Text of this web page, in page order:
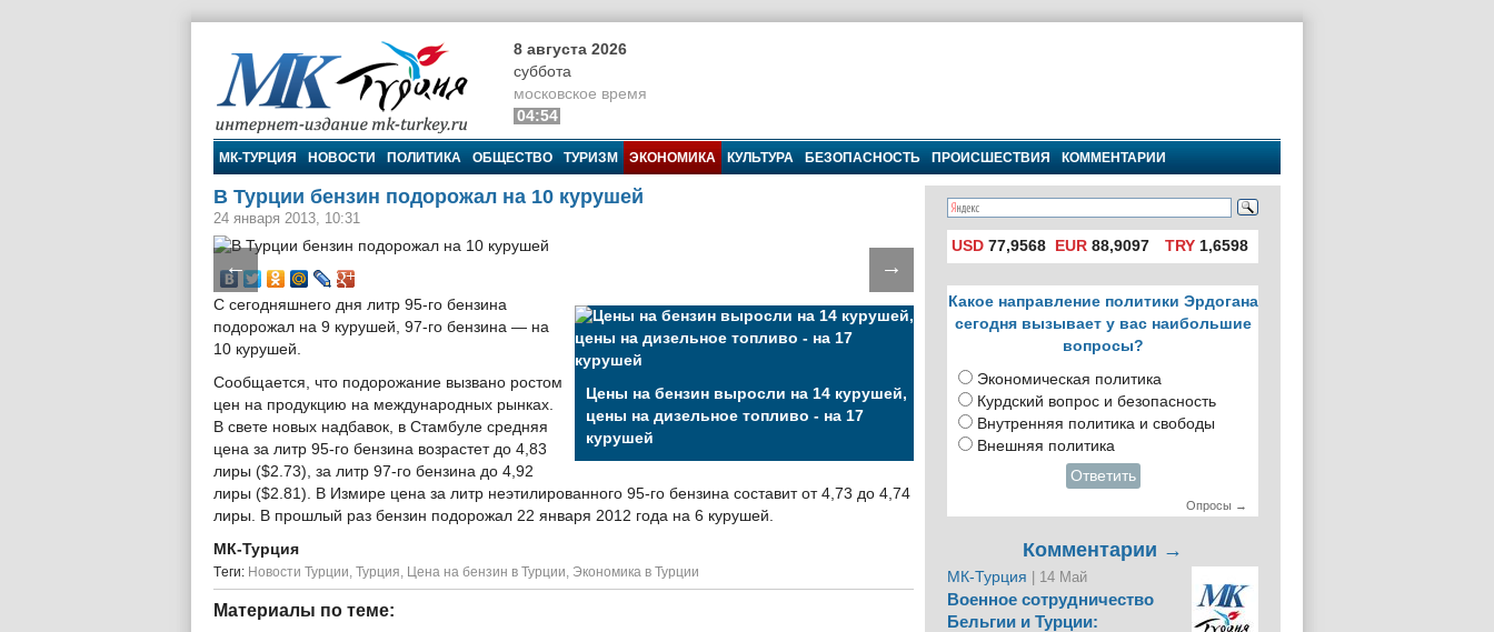
МК-Турция
8 августа 2026
суббота
московское время
04:54
МК-ТУРЦИЯ НОВОСТИ ПОЛИТИКА ОБЩЕСТВО ТУРИЗМ ЭКОНОМИКА КУЛЬТУРА БЕЗОПАСНОСТЬ ПРОИСШЕСТВИЯ КОММЕНТАРИИ
В Турции бензин подорожал на 10 курушей
24 января 2013, 10:31
← →
Цены на бензин выросли на 14 курушей,
цены на дизельное топливо - на 17
курушей
С сегодняшнего дня литр 95-го бензина
подорожал на 9 курушей, 97-го бензина — на
10 курушей.
Сообщается, что подорожание вызвано ростом
цен на продукцию на международных рынках.
В свете новых надбавок, в Стамбуле средняя
цена за литр 95-го бензина возрастет до 4,83
лиры ($2.73), за литр 97-го бензина до 4,92
лиры ($2.81). В Измире цена за литр неэтилированного 95-го бензина составит от 4,73 до 4,74
лиры. В прошлый раз бензин подорожал 22 января 2012 года на 6 курушей.
МК-Турция
Tеги: Новости Турции, Турция, Цена на бензин в Турции, Экономика в Турции
Материалы по теме:
USD 77,9568 EUR 88,9097 TRY1,6598
Какое направление политики Эрдогана
сегодня вызывает у вас наибольшие
вопросы?
Экономическая политика
Курдский вопрос и безопасность
Внутренняя политика и свободы
Внешняя политика
Ответить
Опросы →
Комментарии →
МК-Турция | 14 Май
Военное сотрудничество
Бельгии и Турции: